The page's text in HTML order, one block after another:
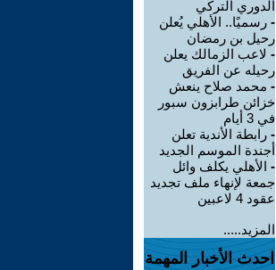
الدوري التركي
- رسميًا.. الأهلي يُعلن
رحيل بن رمضان
- لاعب الزمالك يعلن
رحيله عن الفريق
- محمد صلاح ينعش
خزائن طرابزون سبور
في 3 أيام
- رابطة الأندية تعلن
أجندة الموسم الجديد
- الأهلي يكلف وائل
جمعة لإنهاء ملف تجديد
عقود 4 لاعبين
المزيد.....
احدث الأخبار المهمة